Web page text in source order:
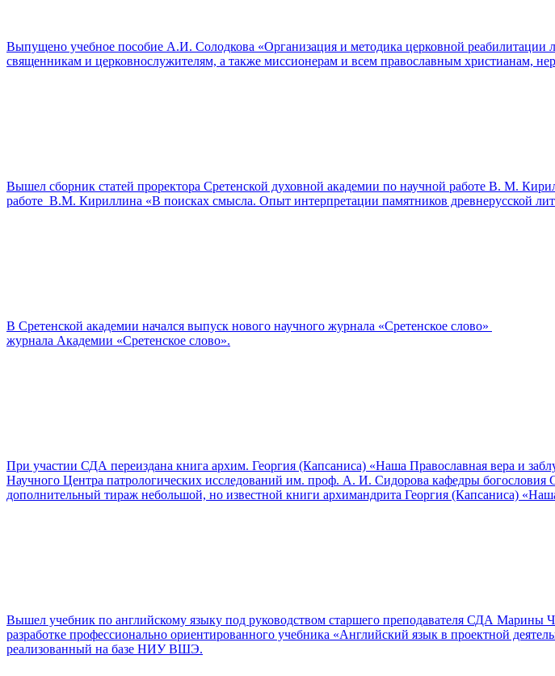
Выпущено учебное пособие А.И. Солодкова «Организация и методика церковной реабилитации
священникам и церковнослужителям, а также миссионерам и всем православным христианам,
Вышел сборник статей проректора Сретенской духовной академии по научной работе В. М.
работе В.М. Кириллина «В поисках смысла. Опыт интерпретации памятников древнерусской
В Сретенской академии начался выпуск нового научного журнала «Сретенское слово»
журнала Академии «Сретенское слово».
При участии СДА переиздана книга архим. Георгия (Капсаниса) «Наша Православная вера и
Научного Центра патрологических исследований им. проф. А. И. Сидорова кафедры богословия
дополнительный тираж небольшой, но известной книги архимандрита Георгия (Капсаниса)
Вышел учебник по английскому языку под руководством старшего преподавателя СДА Марины
разработке профессионально ориентированного учебника «Английский язык в проектной
реализованный на базе НИУ ВШЭ.